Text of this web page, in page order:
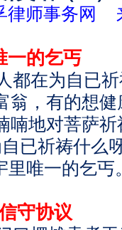
律师事务网
一的乞丐
都在为自已
翁，有的想
喃地对菩萨
已祈祷什么
里唯一的乞丐
守协议